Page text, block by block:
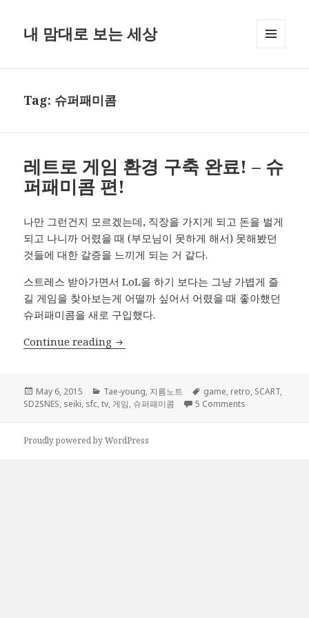
내 맘대로 보는 세상
Tag: 슈퍼패미콤
레트로 게임 환경 구축 완료! – 슈
퍼패미콤 편!
나만 그런건지 모르겠는데, 직장을 가지게 되고 돈을 벌게
되고 나니까 어렸을 때 (부모님이 못하게 해서) 못해봤던
것들에 대한 갈증을 느끼게 되는 거 같다.
스트레스 받아가면서 LoL을 하기 보다는 그냥 가볍게 즐
길 게임을 찾아보는게 어떨까 싶어서 어렸을 때 좋아했던
슈퍼패미콤을 새로 구입했다.
Continue reading 레트로 게임 환경 구축 완료! – 슈퍼패미콤
Posted
on
May 6, 2015 Categories
Tae-young, 지름노트 Tags
game, retro, SCART,
SD2SNES, seiki, sfc,tv,게임, 슈퍼패미콤 5 Comments
Proudly powered by WordPress